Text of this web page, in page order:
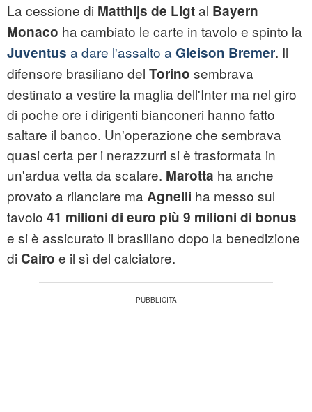
La cessione di Matthijs de Ligtal Bayern
Monaco ha cambiato le carte in tavolo e spinto la
Juventus a dare l'assalto a Gleison Bremer. Il
difensore brasiliano del Torino sembrava
destinato a vestire la maglia dell'Inter ma nel giro
di poche ore i dirigenti bianconeri hanno fatto
saltare il banco. Un'operazione che sembrava
quasi certa per i nerazzurri si è trasformata in
un'ardua vetta da scalare. Marotta ha anche
provato a rilanciare ma Agnelli ha messo sul
tavolo 41 milioni di euro più 9 milioni di bonus
e si è assicurato il brasiliano dopo la benedizione
di Cairo e il sì del calciatore.